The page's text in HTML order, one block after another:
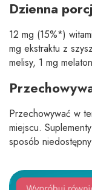
Dzienna
12 mg (15%*)
mg ekstraktu z
melisy, 1 mg
Przechowywać w
miejscu.
sposób